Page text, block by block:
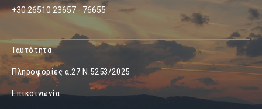
+30 26510 23657 - 76655
Ταυτότητα
Πληροφορίες α.27 Ν.5253/2025
Επικοινωνία